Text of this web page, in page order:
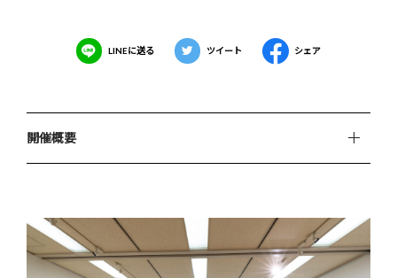
LINEに送る ツイート シェア
開催概要